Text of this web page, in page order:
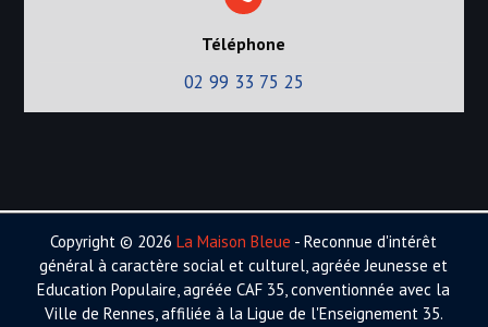
Téléphone
02 99 33 75 25
Copyright © 2026La Maison Bleue - Reconnue d'intérêt
général à caractère social et culturel, agréée Jeunesse et
Education Populaire, agréée CAF 35, conventionnée avec la
Ville de Rennes, affiliée à la Ligue de l'Enseignement 35.